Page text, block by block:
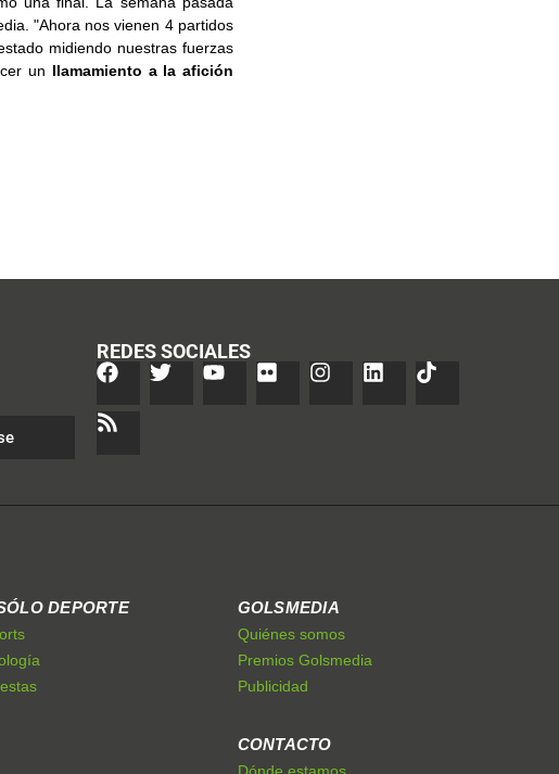
"Ahora nos vienen 4 partidos
midiendo nuestras fuerzas
un llamamiento a la afición
REDES SOCIALES
DEPORTE GOLSMEDIA
Quiénes somos
Premios Golsmedia
Publicidad
CONTACTO